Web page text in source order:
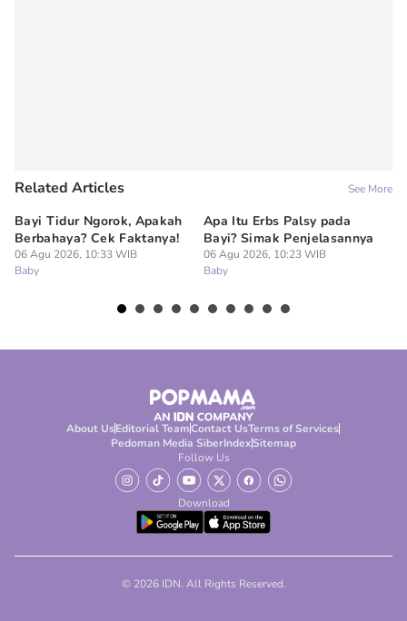
Related Articles See More
Bayi Tidur Ngorok, Apakah
Berbahaya? Cek Faktanya!
06 Agu 2026, 10:33 WIB
Baby
Apa Itu Erbs Palsy pada
Bayi? Simak Penjelasannya
06 Agu 2026, 10:23 WIB
Baby
About UsEditorial TeamContact UsTerms of Services
Pedoman Media SiberIndexSitemap
Follow Us
Download
© 2026 IDN. All Rights Reserved.